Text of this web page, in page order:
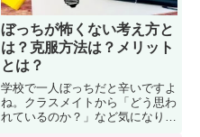
ぼっちが怖くない考え方と
は？克服方法は？メリット
とは？
学校で一人ぼっちだと辛いですよ
ね。クラスメイトから「どう思わ
れているのか？」など気になりま